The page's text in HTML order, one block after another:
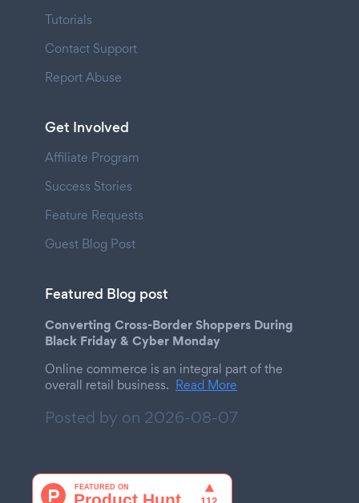
Tutorials
Contact Support
Report Abuse
Get Involved
Affiliate Program
Success Stories
Feature Requests
Guest Blog Post
Featured Blog post
Converting Cross-Border Shoppers During
Black Friday & Cyber Monday
Online commerce is an integral part of the
overall retail business. Read More
Posted by on 2026-08-07